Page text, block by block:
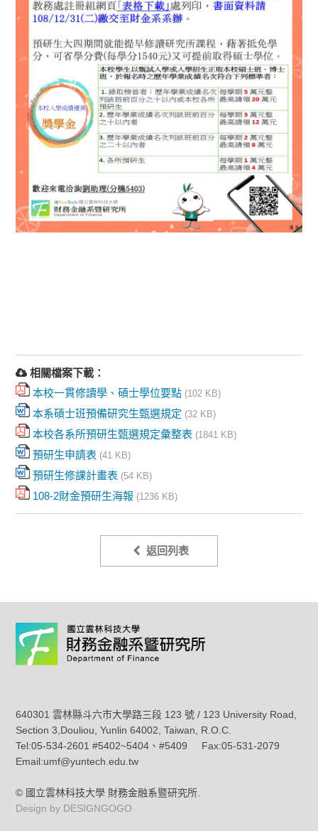
相關檔案下載：
本校一貫修讀學、碩士學位要點 (102 KB)
本系碩士班預備研究生甄選規定 (32 KB)
本校各系所預研生甄選規定彙整表 (1841 KB)
預研生申請表 (41 KB)
預研生修課計畫表 (54 KB)
108-2財金預研生海報 (1236 KB)
返回列表
640301 雲林縣斗六市大學路三段 123 號 / 123 University Road,
Section 3,Douliou, Yunlin 64002, Taiwan, R.O.C.
Tel:05-534-2601 #5402~5404、#5409 Fax:05-531-2079
Email:umf@yuntech.edu.tw
© 國立雲林科技大學 財務金融系暨研究所.
Design by DESIGNGOGO